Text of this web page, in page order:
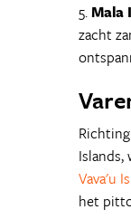
5.Mala
zacht
Vava'u
het